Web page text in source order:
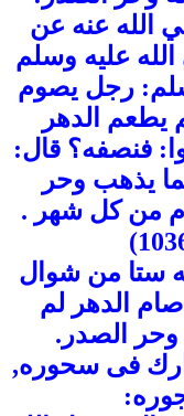
الله عنه عن
عليه وسلم
رجل يصوم
يطعم الدهر
فنصفه؟ قال:
يذهب وحر
من كل شهر .
ستا من شوال
الدهر لم
الصدر.
فى سحوره,